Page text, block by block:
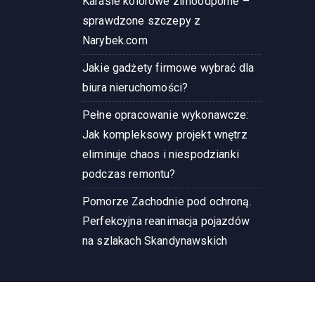
sprawdzone szczepy z
Narybek.com
Jakie gadżety firmowe wybrać dla
biura nieruchomości?
Pełne opracowanie wykonawcze:
Jak kompleksowy projekt wnętrz
eliminuje chaos i niespodzianki
podczas remontu?
Pomorze Zachodnie pod ochroną.
Perfekcyjna reanimacja pojazdów
na szlakach Skandynawskich